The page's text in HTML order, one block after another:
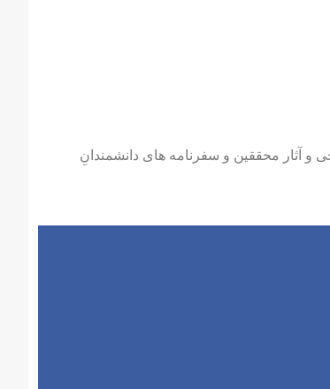
و آثار محققین و سفرنامه های دانشمندانِ